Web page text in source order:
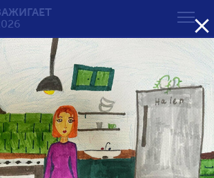

и праздники
службы
от 7 до 10 лет